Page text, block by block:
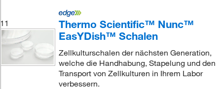
11
Thermo Scientific™ Nunc™
EasYDish™ Schalen
Zellkulturschalen der nächsten Generation,
welche die Handhabung, Stapelung und den
Transport von Zellkulturen in Ihrem Labor
verbessern.